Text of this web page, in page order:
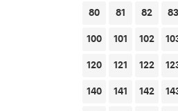
80 81 82 83
100 101 102
120 121 122
140 141 142